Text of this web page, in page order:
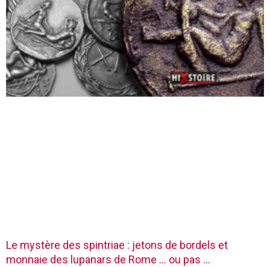
Le mystère des spintriae : jetons de bordels et
monnaie des lupanars de Rome … ou pas …